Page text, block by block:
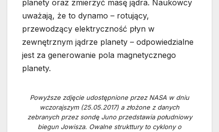
planety oraz zmierzyć masę jądra. Naukowcy
uważają, że to dynamo – rotujący,
przewodzący elektryczność płyn w
zewnętrznym jądrze planety – odpowiedzialne
jest za generowanie pola magnetycznego
planety.
Powyższe zdjęcie udostępnione przez NASA w dniu
wczorajszym (25.05.2017) a złożone z danych
zebranych przez sondę Juno przedstawia południowy
biegun Jowisza. Owalne strukttury to cyklony o